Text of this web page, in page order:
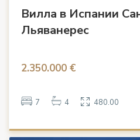
Вилла в Испании
Льяванерес
2.350.000 €
7 4 480.00